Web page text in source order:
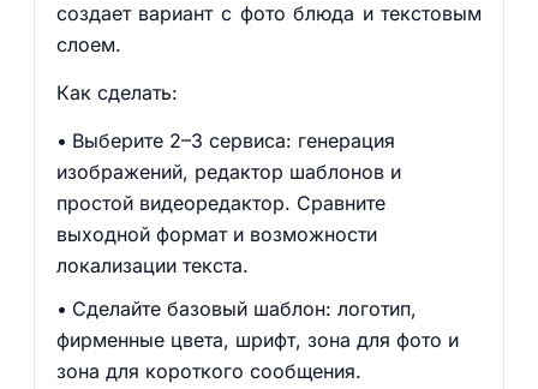
создает вариант с фото блюда и текстовым
слоем.
Как сделать:
Выберите 2–3 сервиса: генерация
изображений, редактор шаблонов и
простой видеоредактор. Сравните
выходной формат и возможности
локализации текста.
Сделайте базовый шаблон: логотип,
фирменные цвета, шрифт, зона для фото и
зона для короткого сообщения.